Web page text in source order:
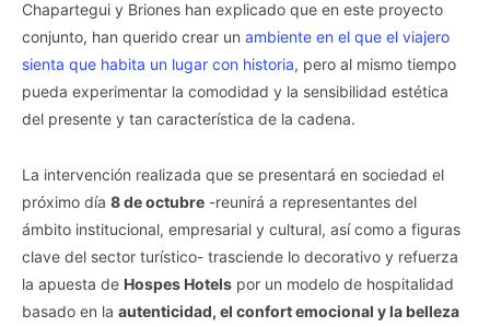
Chapartegui y Briones han explicado que en este proyecto
conjunto, han querido crear un ambiente en el que el viajero
sienta que habita un lugar con historia, pero al mismo tiempo
pueda experimentar la comodidad y la sensibilidad estética
del presente y tan característica de la cadena.
La intervención realizada que se presentará en sociedad el
próximo día 8 de octubre -reunirá a representantes del
ámbito institucional, empresarial y cultural, así como a figuras
clave del sector turístico- trasciende lo decorativo y refuerza
la apuesta de Hospes Hotels por un modelo de hospitalidad
basado en la autenticidad, el confort emocional y la belleza